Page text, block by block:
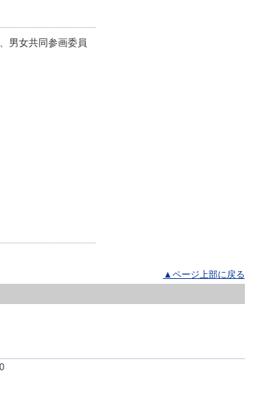
男女共同参画委員
▲ページ上部に戻る